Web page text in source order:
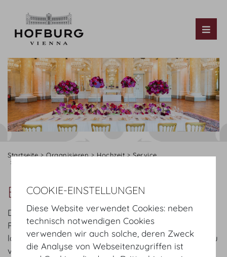
Startseite Organisieren Hochzeit
Service
Blumen & Pflanzen
Die prächtigen und kreativen Blumen- und
Pflanzenarrangements unserer Exklusivpartner
lassen die Prunkräume der historischen Residenz zu
voller Schönheit erblühen.
COOKIE-EINSTELLUNGEN
Diese Website verwendet Cookies: neben
technisch notwendigen Cookies
verwenden wir auch solche, deren Zweck
die Analyse von Webseitenzugriffen ist